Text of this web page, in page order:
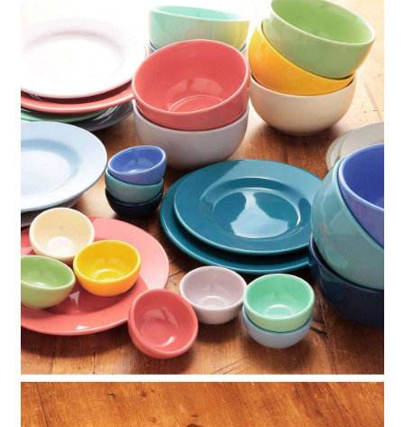
恩沛科技股份有限公司將有權停止該用戶之使用額度並採取法律行動。